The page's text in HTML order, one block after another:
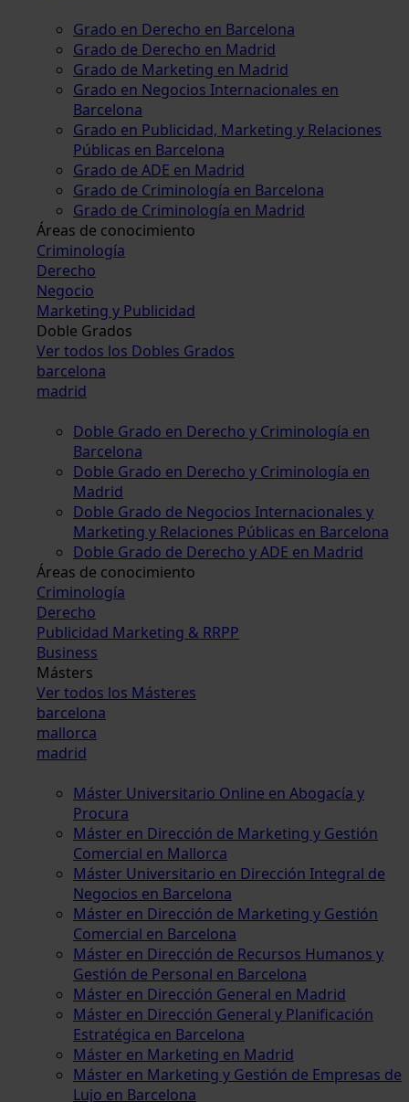
Grado en Derecho en Barcelona
Grado de Derecho en Madrid
Grado de Marketing en Madrid
Grado en Negocios Internacionales en
Barcelona
Grado en Publicidad, Marketing y Relaciones
Públicas en Barcelona
Grado de ADE en Madrid
Grado de Criminología en Barcelona
Grado de Criminología en Madrid
Áreas de conocimiento
Criminología
Derecho
Negocio
Marketing y Publicidad
Doble Grados
Ver todos los Dobles Grados
barcelona
madrid
Doble Grado en Derecho y Criminología en
Barcelona
Doble Grado en Derecho y Criminología en
Madrid
Doble Grado de Negocios Internacionales y
Marketing y Relaciones Públicas en Barcelona
Doble Grado de Derecho y ADE en Madrid
Áreas de conocimiento
Criminología
Derecho
Publicidad Marketing & RRPP
Business
Másters
Ver todos los Másteres
barcelona
mallorca
madrid
Máster Universitario Online en Abogacía y
Procura
Máster en Dirección de Marketing y Gestión
Comercial en Mallorca
Máster Universitario en Dirección Integral de
Negocios en Barcelona
Máster en Dirección de Marketing y Gestión
Comercial en Barcelona
Máster en Dirección de Recursos Humanos y
Gestión de Personal en Barcelona
Máster en Dirección General en Madrid
Máster en Dirección General y Planificación
Estratégica en Barcelona
Máster en Marketing en Madrid
Máster en Marketing y Gestión de Empresas de
Lujo en Barcelona